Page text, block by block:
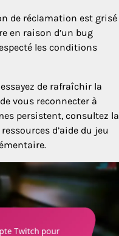
de réclamation est grisé
en raison d’un bug
les conditions
de rafraîchir la
vous reconnecter à
persistent, consultez la
d’aide du jeu